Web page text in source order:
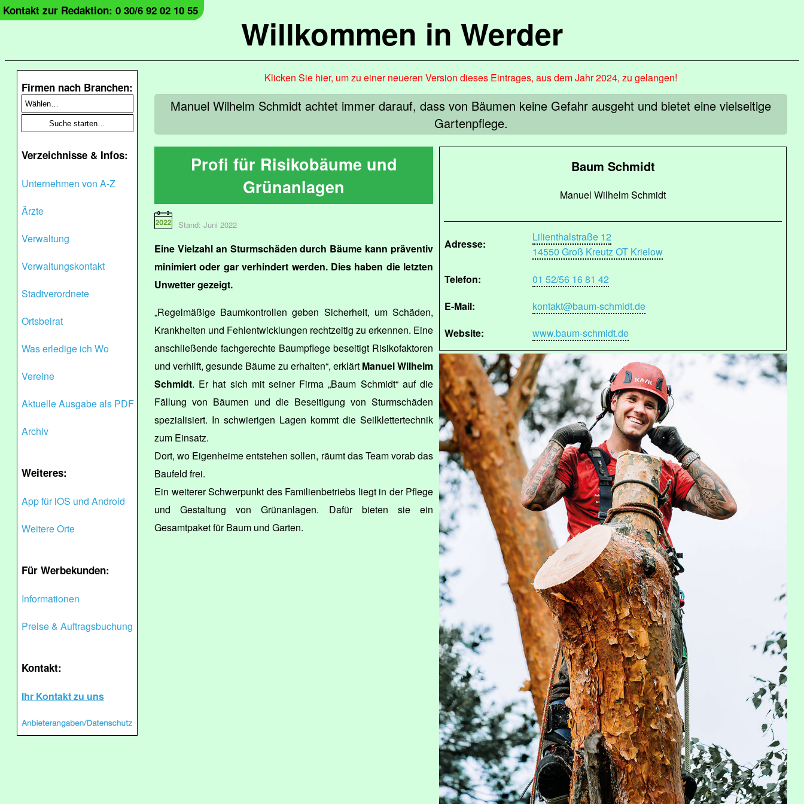
Willkommen in Werder
Kontakt zur Redaktion: 0 30/6 92 02 10 55
Firmen nach Branchen:
Verzeichnisse & Infos:
Unternehmen von A-Z
Ärzte
Verwaltung
Verwaltungskontakt
Stadtverordnete
Ortsbeirat
Was erledige ich Wo
Vereine
Aktuelle Ausgabe als PDF
Archiv
Weiteres:
App für iOS und Android
Weitere Orte
Für Werbekunden:
Informationen
Preise & Auftragsbuchung
Kontakt:
Ihr Kontakt zu uns
Klicken Sie hier, um zu einer neueren Version dieses Eintrages, aus dem Jahr 2024, zu gelangen!
Manuel Wilhelm Schmidt achtet immer darauf, dass von Bäumen keine Gefahr ausgeht und bietet eine vielseitige
Gartenpflege.
Baum Schmidt
Manuel Wilhelm Schmidt
Adresse:
Lilienthalstraße 12
14550 Groß Kreutz OT Krielow
Telefon:
01 52/56 16 81 42
E-Mail:
kontakt@baum-schmidt.de
Website:
www.baum-schmidt.de
Profi für Risikobäume und
Grünanlagen
Stand: Juni 2022
Eine Vielzahl an Sturmschäden durch Bäume kann präventiv
minimiert oder gar verhindert werden. Dies haben die letzten
Unwetter gezeigt.
„Regelmäßige Baumkontrollen geben Sicherheit, um Schäden,
Krankheiten und Fehlentwicklungen rechtzeitig zu erkennen. Eine
anschließende fachgerechte Baumpflege beseitigt Risikofaktoren
und verhilft, gesunde Bäume zu erhalten“, erklärt Manuel Wilhelm
Schmidt. Er hat sich mit seiner Firma „Baum Schmidt“ auf die
Fällung von Bäumen und die Beseitigung von Sturmschäden
spezialisiert. In schwierigen Lagen kommt die Seilklettertechnik
zum Einsatz.
Dort, wo Eigenheime entstehen sollen, räumt das Team vorab das
Baufeld frei.
Ein weiterer Schwerpunkt des Familienbetriebs liegt in der Pflege
und Gestaltung von Grünanlagen. Dafür bieten sie ein
Gesamtpaket für Baum und Garten.